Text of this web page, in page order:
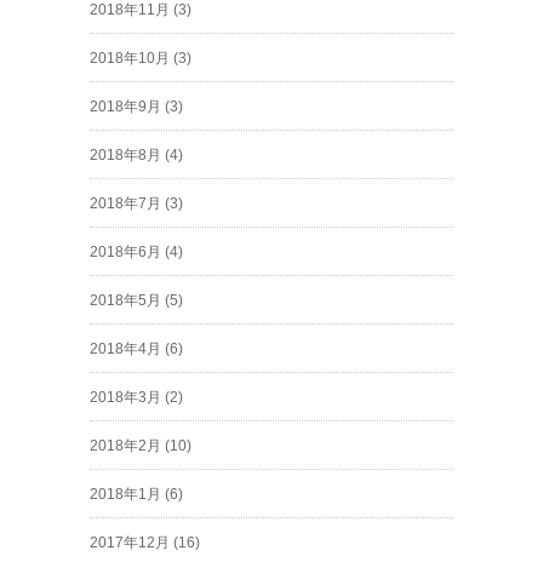
2018年11月 (3)
2018年10月 (3)
2018年9月 (3)
2018年8月 (4)
2018年7月 (3)
2018年6月 (4)
2018年5月 (5)
2018年4月 (6)
2018年3月 (2)
2018年2月 (10)
2018年1月 (6)
2017年12月 (16)